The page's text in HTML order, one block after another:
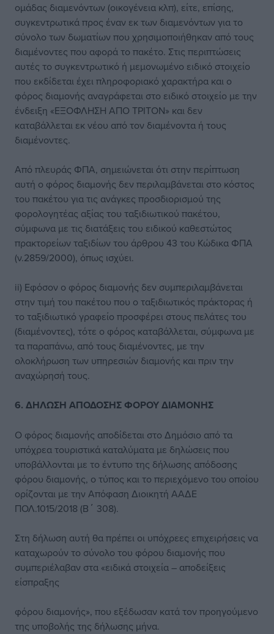
ομάδας διαμενόντων (οικογένεια κλπ), είτε, επίσης,
συγκεντρωτικά προς έναν εκ των διαμενόντων για το
σύνολο των δωματίων που χρησιμοποιήθηκαν από τους
διαμένοντες που αφορά το πακέτο. Στις περιπτώσεις
αυτές το συγκεντρωτικό ή μεμονωμένο ειδικό στοιχείο
που εκδίδεται έχει πληροφοριακό χαρακτήρα και ο
φόρος διαμονής αναγράφεται στο ειδικό στοιχείο με την
ένδειξη «ΕΞΟΦΛΗΣΗ ΑΠΟ ΤΡΙΤΟΝ» και δεν
καταβάλλεται εκ νέου από τον διαμένοντα ή τους
διαμένοντες.
Από πλευράς ΦΠΑ, σημειώνεται ότι στην περίπτωση
αυτή ο φόρος διαμονής δεν περιλαμβάνεται στο κόστος
του πακέτου για τις ανάγκες προσδιορισμού της
φορολογητέας αξίας του ταξιδιωτικού πακέτου,
σύμφωνα με τις διατάξεις του ειδικού καθεστώτος
πρακτορείων ταξιδίων του άρθρου 43 του Κώδικα ΦΠΑ
(ν.2859/2000), όπως ισχύει.
ii) Εφόσον ο φόρος διαμονής δεν συμπεριλαμβάνεται
στην τιμή του πακέτου που ο ταξιδιωτικός πράκτορας ή
το ταξιδιωτικό γραφείο προσφέρει στους πελάτες του
(διαμένοντες), τότε ο φόρος καταβάλλεται, σύμφωνα με
τα παραπάνω, από τους διαμένοντες, με την
ολοκλήρωση των υπηρεσιών διαμονής και πριν την
αναχώρησή τους.
6. ΔΗΛΩΣΗ ΑΠΟΔΟΣΗΣ ΦΟΡΟΥ ΔΙΑΜΟΝΗΣ
Ο φόρος διαμονής αποδίδεται στο Δημόσιο από τα
υπόχρεα τουριστικά καταλύματα με δηλώσεις που
υποβάλλονται με το έντυπο της δήλωσης απόδοσης
φόρου διαμονής, ο τύπος και το περιεχόμενο του οποίου
ορίζονται με την Απόφαση Διοικητή ΑΑΔΕ
ΠΟΛ.1015/2018 (Β΄ 308).
Στη δήλωση αυτή θα πρέπει οι υπόχρεες επιχειρήσεις να
καταχωρούν το σύνολο του φόρου διαμονής που
συμπεριέλαβαν στα «ειδικά στοιχεία – αποδείξεις
είσπραξης
φόρου διαμονής», που εξέδωσαν κατά τον προηγούμενο
της υποβολής της δήλωσης μήνα.